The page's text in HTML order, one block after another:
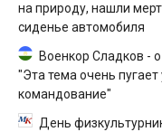
на природу, нашли
сиденье автомобиля
Военкор Сладков -
"Эта тема очень
командование"
День